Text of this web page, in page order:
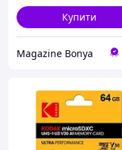
Купити
Magazine Bonya